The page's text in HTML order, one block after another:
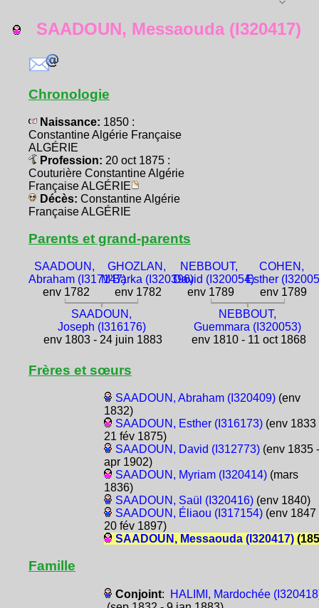
SAADOUN, Messaouda (I320417)
Chronologie
Naissance: 1850 :
Constantine Algérie Française
ALGÉRIE
Profession: 20 oct 1875 :
Couturière Constantine Algérie
Française ALGÉRIE
Décès: Constantine Algérie
Française ALGÉRIE
Parents et grand-parents
SAADOUN,
Abraham (I317147)
env 1782
GHOZLAN,
M'Barka (I320396)
env 1782
NEBBOUT,
David (I320054)
env 1789
COHEN,
Esther
env 1789
SAADOUN,
Joseph (I316176)
env 1803 - 24 juin 1883
NEBBOUT,
Guemmara (I320053)
env 1810 - 11 oct 1868
Frères et sœurs
SAADOUN, Abraham (I320409)(env
1832)
SAADOUN, Esther (I316173)(env 1833
21 fév 1875)
SAADOUN, David (I312773)(env 1835 -
apr 1902)
SAADOUN, Myriam (I320414)(mars
1836)
SAADOUN, Saül (I320416)(env 1840)
SAADOUN, Éliaou (I317154)(env 1847
20 fév 1897)
SAADOUN, Messaouda (I320417)
Famille
Conjoint:
HALIMI, Mardochée